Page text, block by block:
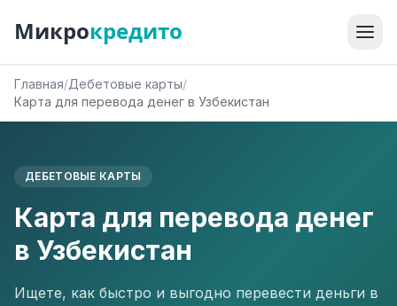
Микрокредито
Главная/Дебетовые карты/
Карта для перевода денег в Узбекистан
ДЕБЕТОВЫЕ КАРТЫ
Карта для перевода денег
в Узбекистан
Ищете, как быстро и выгодно перевести деньги в